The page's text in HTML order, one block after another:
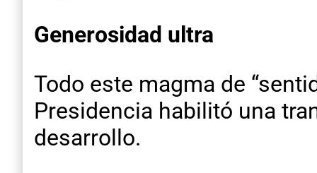
Generosidad ultra
Todo este magma de
Presidencia habilitó una
desarrollo.